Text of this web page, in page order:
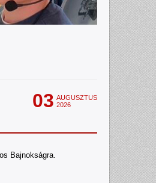
03 AUGUSZTUS
2026
Bajnokságra.